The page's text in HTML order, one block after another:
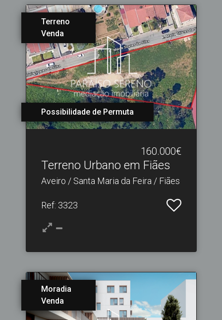
Terreno
Venda
Possibilidade de Permuta
160.000€
Terreno Urbano em Fiães
Aveiro / Santa Maria da Feira / Fiães
Ref: 3323
Moradia
Venda